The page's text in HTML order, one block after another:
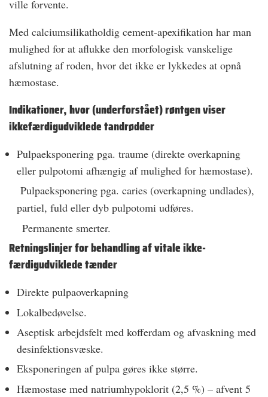
ville forvente.
Med calciumsilikatholdig cement-apexifikation har man
mulighed for at aflukke den morfologisk vanskelige
afslutning af roden, hvor det ikke er lykkedes at opnå
hæmostase.
Indikationer, hvor (underforstået) røntgen viser
ikkefærdigudviklede tandrødder
Pulpaeksponering pga. traume (direkte overkapning
eller pulpotomi afhængig af mulighed for hæmostase).
Pulpaeksponering pga. caries (overkapning undlades),
partiel, fuld eller dyb pulpotomi udføres.
Permanente smerter.
Retningslinjer for behandling af vitale ikke-
færdigudviklede tænder
Direkte pulpaoverkapning
Lokalbedøvelse.
Aseptisk arbejdsfelt med kofferdam og afvaskning med
desinfektionsvæske.
Eksponeringen af pulpa gøres ikke større.
Hæmostase med natriumhypoklorit (2,5 %) – afvent 5